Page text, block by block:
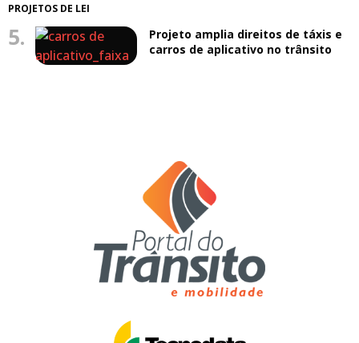
PROJETOS DE LEI
5.
Projeto amplia direitos de táxis e
carros de aplicativo no trânsito